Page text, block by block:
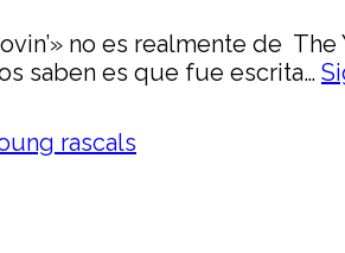
no es realmente de
saben es que fue escrita…
rascals